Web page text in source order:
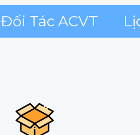
Đối Tác ACVT